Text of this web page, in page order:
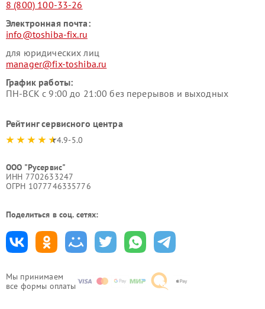
Мы принимаем
все формы оплаты
8 (800) 100-33-26
Электронная почта:
info@toshiba-fix.ru
для юридических лиц
manager@fix-toshiba.ru
График работы:
ПН-ВСК с 9:00 до 21:00 без перерывов и выходных
Рейтинг сервисного центра
4.9-5.0
ООО "Русервис"
ИНН 7702633247
ОГРН 1077746335776
Поделиться в соц. сетях: